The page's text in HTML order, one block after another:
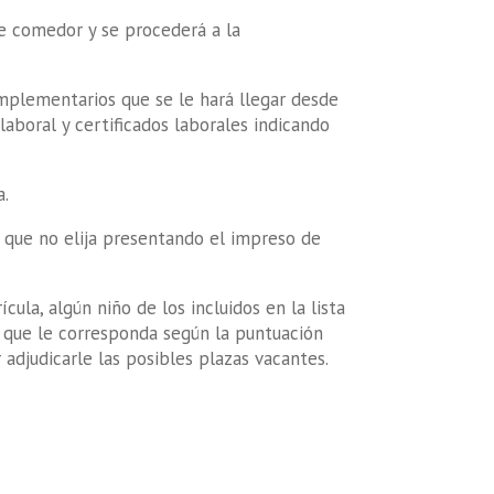
y se procederá a la
que se le hará llegar desde
y certificados laborales indicando
no elija presentando el impreso de
algún niño de los incluidos en la lista
le corresponda según la puntuación
las posibles plazas vacantes.